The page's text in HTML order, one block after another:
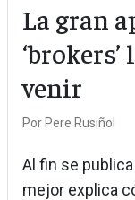
La gran
venir
PorPere Rusiñol
Al fin se
mejor explica